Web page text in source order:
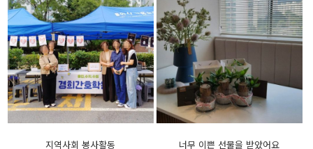
지역사회 봉사활동 너무 이쁜 선물을 받았어요